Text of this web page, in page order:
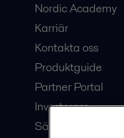
Nordic Academy
Karriär
Kontakta oss
Produktguide
Partner Portal
Investerare
Säkerhetsdatablad